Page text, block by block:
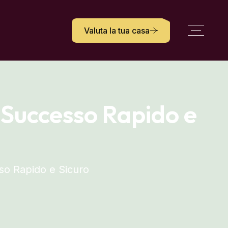
Valuta la tua casa
Rapido e
Rapido e Sicuro